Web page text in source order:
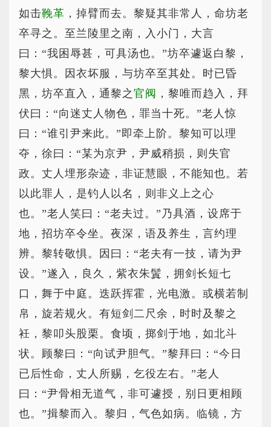
如击鞔革 ，掉臂而去。黎疑其非常人，命坊老
卒寻之。至兰陵里之南，入小门，大言
曰：“我困辱甚，可具汤也。”坊卒遽返白黎，
黎大惧。因衣坏服，与坊卒至其处。时已昏
黑，坊卒直入，通黎之 官阀 ，黎唯而趋入，拜
伏曰：“向迷丈人物色，罪当十死。”老人惊
曰：“谁引尹来此。”即牵上阶。黎知可以理
夺，徐曰：“某为京尹，尹威稍损，则失官
政。丈人埋形杂迹，非证慧眼，不能知也。若
以此罪人，是钓人以名，则非义上之心
也。”老人笑曰：“老夫过。”乃具酒，设席于
地，招坊卒令坐。夜深，语及养生，言约理
辨。黎转敬惧。因曰：“老夫有一技，请为尹
设。”遂入，良久，紫衣朱鬒，拥剑长短七
口，舞于中庭。迭跃挥霍，光电激。或横若制
帛，旋若规火。有短剑二尺余，时时及黎之
衽，黎叩头股栗。食顷，掷剑于地，如北斗
状。顾黎曰：“向试尹胆气。”黎拜曰：“今日
已后性命，丈人所赐，乞役左右。”老人
曰：“尹骨相无道气，非可遽授，别日更相顾
也。”揖黎而入。黎归，气色如病。临镜，方